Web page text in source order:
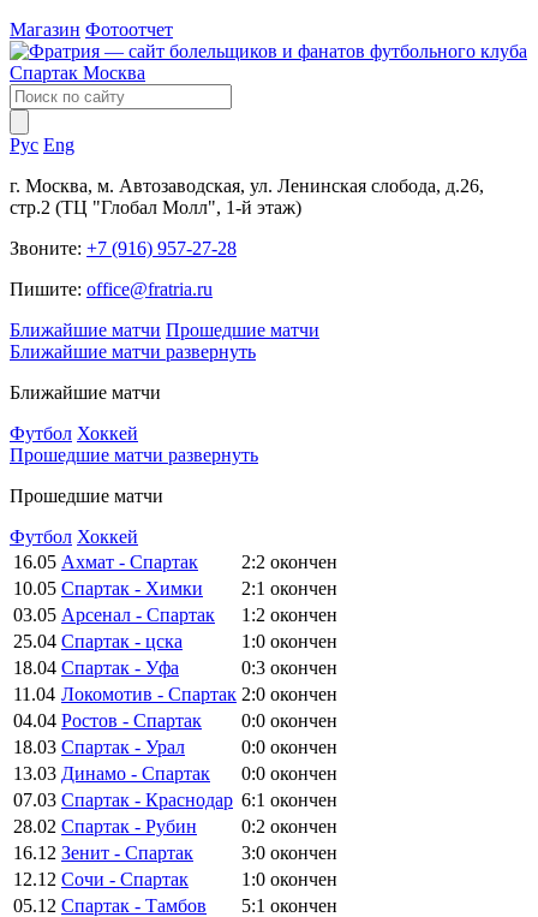
Магазин Фотоотчет
Рус Eng
г. Москва, м. Автозаводская, ул. Ленинская слобода, д.26,
стр.2 (ТЦ "Глобал Молл", 1-й этаж)
Звоните: +7 (916) 957-27-28
Пишите: office@fratria.ru
Ближайшие матчи Прошедшие матчи
Ближайшие матчи развернуть
Ближайшие матчи
Футбол Хоккей
Прошедшие матчи развернуть
Прошедшие матчи
Футбол Хоккей
16.05 Ахмат - Спартак 2:2 окончен
10.05 Спартак - Химки 2:1 окончен
03.05 Арсенал - Спартак 1:2 окончен
25.04 Спартак - цска 1:0 окончен
18.04 Спартак - Уфа 0:3 окончен
11.04 Локомотив - Спартак 2:0 окончен
04.04 Ростов - Спартак 0:0 окончен
18.03 Спартак - Урал 0:0 окончен
13.03 Динамо - Спартак 0:0 окончен
07.03 Спартак - Краснодар 6:1 окончен
28.02 Спартак - Рубин 0:2 окончен
16.12 Зенит - Спартак 3:0 окончен
12.12 Сочи - Спартак 1:0 окончен
05.12 Спартак - Тамбов 5:1 окончен